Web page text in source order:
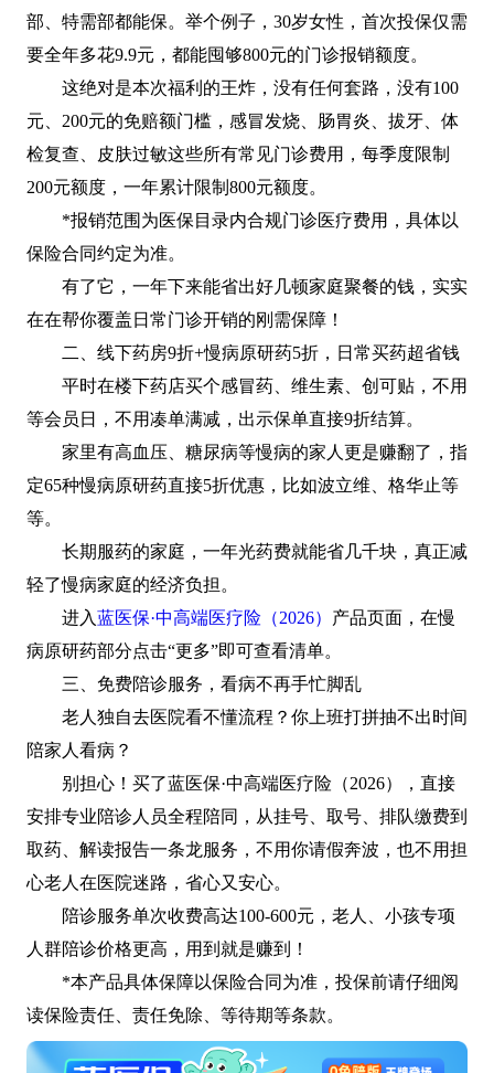
部、特需部都能保。举个例子，30岁女性，首次投保仅需
要全年多花9.9元，都能囤够800元的门诊报销额度。
这绝对是本次福利的王炸，没有任何套路，没有100
元、200元的免赔额门槛，感冒发烧、肠胃炎、拔牙、体
检复查、皮肤过敏这些所有常见门诊费用，每季度限制
200元额度，一年累计限制800元额度。
*报销范围为医保目录内合规门诊医疗费用，具体以
保险合同约定为准。
有了它，一年下来能省出好几顿家庭聚餐的钱，实实
在在帮你覆盖日常门诊开销的刚需保障！
二、线下药房9折+慢病原研药5折，日常买药超省钱
平时在楼下药店买个感冒药、维生素、创可贴，不用
等会员日，不用凑单满减，出示保单直接9折结算。
家里有高血压、糖尿病等慢病的家人更是赚翻了，指
定65种慢病原研药直接5折优惠，比如波立维、格华止等
等。
长期服药的家庭，一年光药费就能省几千块，真正减
轻了慢病家庭的经济负担。
进入蓝医保·中高端医疗险（2026） 产品页面，在慢
病原研药部分点击“更多”即可查看清单。
三、免费陪诊服务，看病不再手忙脚乱
老人独自去医院看不懂流程？你上班打拼抽不出时间
陪家人看病？
别担心！买了蓝医保·中高端医疗险（2026），直接
安排专业陪诊人员全程陪同，从挂号、取号、排队缴费到
取药、解读报告一条龙服务，不用你请假奔波，也不用担
心老人在医院迷路，省心又安心。
陪诊服务单次收费高达100-600元，老人、小孩专项
人群陪诊价格更高，用到就是赚到！
*本产品具体保障以保险合同为准，投保前请仔细阅
读保险责任、责任免除、等待期等条款。